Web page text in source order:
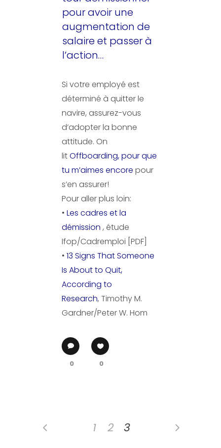
pour avoir une
augmentation de
salaire et passer à
l’action…
Si votre employé est
déterminé à quitter le
navire, assurez-vous
d’adopter la bonne
attitude. On
litOffboarding, pour que
tu m’aimes encore pour
s’en assurer!
Pour aller plus loin:
• Les cadres et la
démission , étude
Ifop/Cadremploi [PDF]
• 13 Signs That Someone
Is About to Quit,
According to
Research, Timothy M.
Gardner/Peter W. Hom
0 0
1 2 3